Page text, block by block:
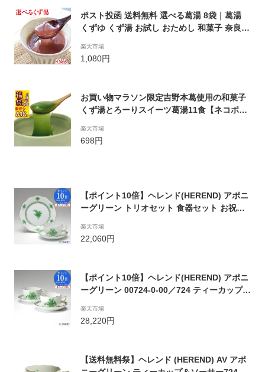
ポスト投函 送料無料 選べる葛湯 8袋｜葛湯
くずゆ くず湯 お試し おためし 和菓子 奈良
楽天市場
1,080円
お買い物マラソン限定吉野本葛使用の和菓子
くず湯とろーりスイーツ葛湯11食【ネコポス
金引換不可】【熨斗包装不可】【同梱不可】
楽天市場
698円
【ポイント10倍】ヘレンド(HEREND) アポニ
ーグリーン トリオセット 食器セット お祝い
楽天市場
22,060円
【ポイント10倍】ヘレンド(HEREND) アポニ
ーグリーン 00724-0-00／724 ティーカップ＆
ブランド 結婚祝い 内祝い
楽天市場
28,220円
【送料無料祭】ヘレンド (HEREND) AV アポ